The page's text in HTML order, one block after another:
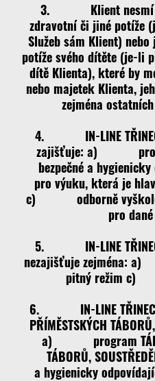
3. Klient nesmí
zdravotní či jiné potíže
Služeb sám Klient)
potíže svého dítěte (je-li
dítě Klienta), které by
nebo majetek Klienta,
zejména
4. IN-LINE
zajišťuje: a)
bezpečné a
pro výuku, která je
c) odborně
pro
5. IN-LINE
nezajišťuje
pitný režim
6. IN-LINE TŘINEC
PŘÍMĚSTSKÝCH
a) program
TÁBORŮ,
a hygienicky